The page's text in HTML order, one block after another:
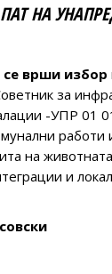
ПАТ НА
се врши избор
за
-УПР 01
работи
на
и